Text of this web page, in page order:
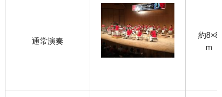
通常演奏
約8×8
m